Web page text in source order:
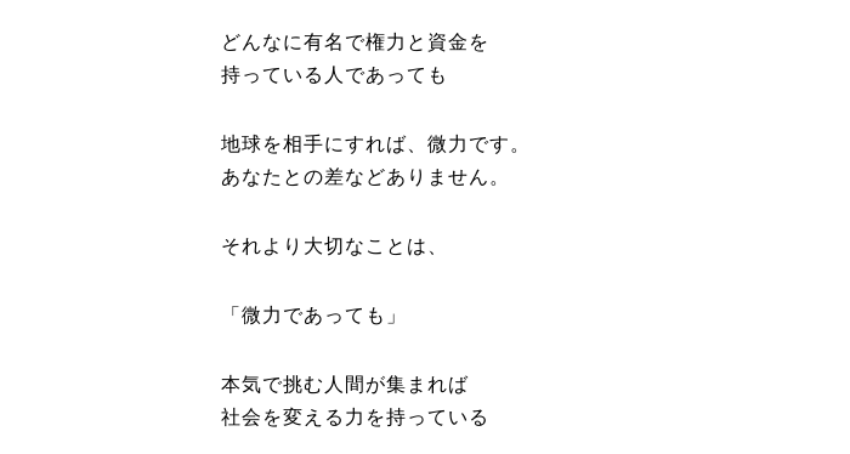
どんなに有名で権力と資金を
持っている人であっても
地球を相手にすれば、微力です。
あなたとの差などありません。
それより大切なことは、
「微力であっても」
本気で挑む人間が集まれば
社会を変える力を持っている